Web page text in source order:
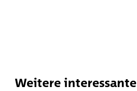
Weitere interessante